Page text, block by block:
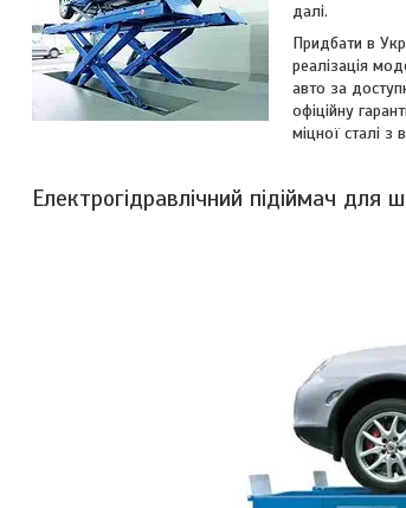
далі.
Придбати в
реалізація
авто за
офіційну
міцної сталі з
Електрогідравлічний підіймач